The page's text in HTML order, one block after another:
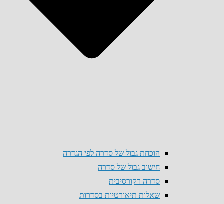
הוכחת גבול של סדרה לפי הגדרה
חישוב גבול של סדרה
סדרה רקורסיבית
שאלות תיאורטיות בסדרות